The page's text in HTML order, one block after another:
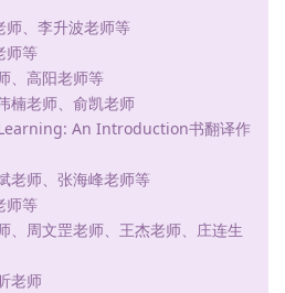
师、李升波老师等
师等
、高阳老师等
楠老师、俞凯老师
An Introduction书翻译作
老师、张海峰老师等
师等
、周文罡老师、王杰老师、庄连生
老师